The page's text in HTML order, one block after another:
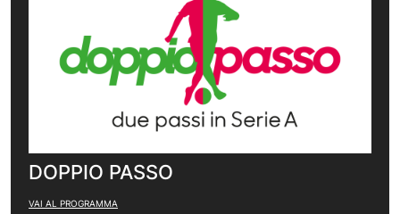
DOPPIO PASSO
VAI AL PROGRAMMA